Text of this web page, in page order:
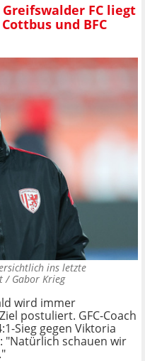
FC liegt
und BFC
ins letzte
/ Gabor Krieg
wird immer
postuliert. GFC-Coach
Sieg gegen Viktoria
"Natürlich schauen wir